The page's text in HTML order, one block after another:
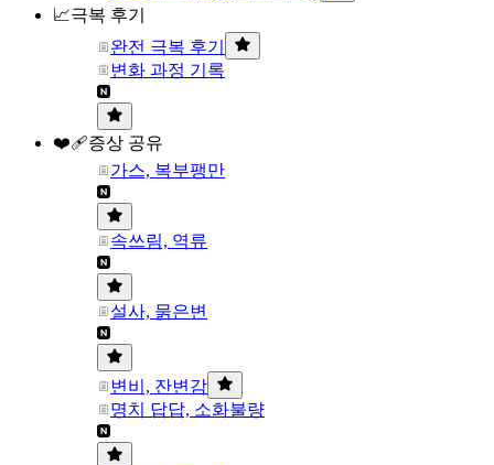
📈극복 후기
완전 극복 후기
변화 과정 기록
❤️‍🩹증상 공유
가스, 복부팽만
속쓰림, 역류
설사, 묽은변
변비, 잔변감
명치 답답, 소화불량